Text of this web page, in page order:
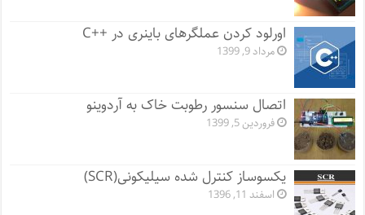
اورلود کردن عملگرهای باینری در ++C
مرداد 9, 1399
اتصال سنسور رطوبت خاک به آردوینو
فروردین 5, 1399
یکسوساز کنترل شده سیلیکونی(SCR)
اسفند 11, 1396